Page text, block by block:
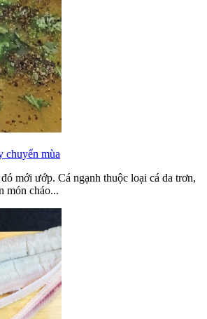
chuyển mùa
mới ướp. Cá ngạnh thuộc loại cá da trơn,
món cháo...